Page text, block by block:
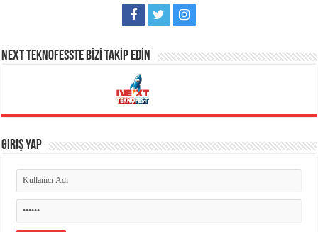
NEXT TEKNOFESSTE BİZİ TAKİP EDİN
Giriş Yap